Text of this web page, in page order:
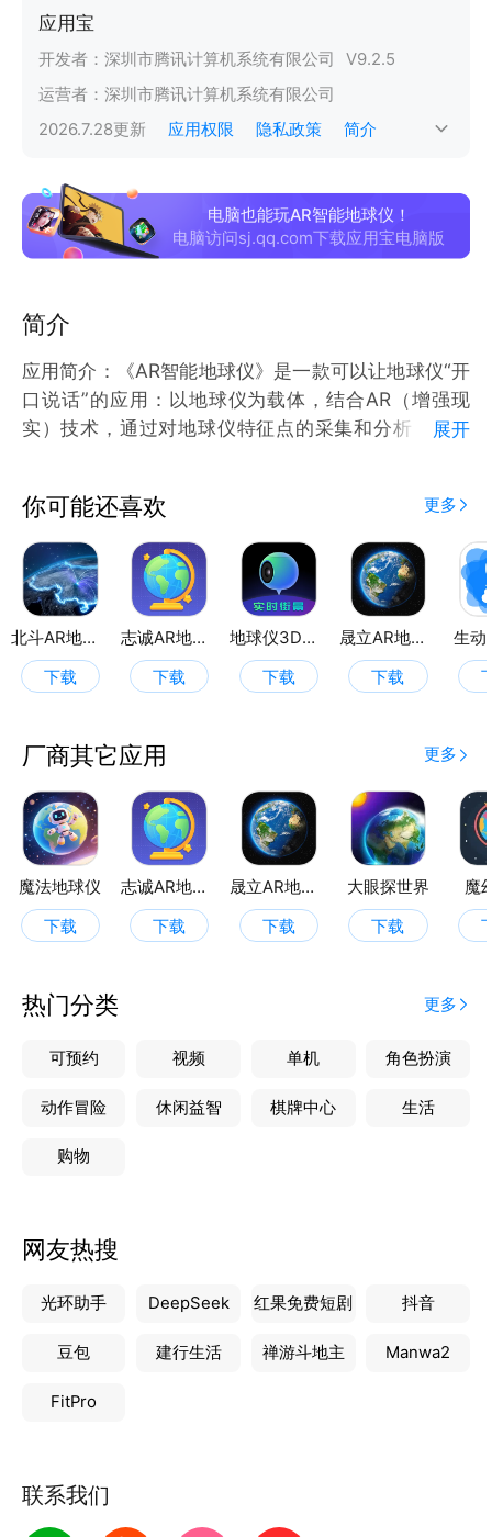
应用宝
开发者： 深圳市腾讯计算机系统有限公司 V9.2.5
运营者： 深圳市腾讯计算机系统有限公司
2026.7.28更新 应用权限 隐私政策 简介
电脑也能玩AR智能地球仪！
电脑访问sj.qq.com下载应用宝电脑版
简介
应用简介：《AR智能地球仪》是一款可以让地球仪“开
口说话”的应用：以地球仪为载体，结合AR（增强现
实）技术，通过对地球仪特征点的采集和分析，将模
用户可以通过点击设备上地球仪不同位置的按钮，触发
不同的互动内容，包含丰富的3D动画，配合语音讲
解，让地球仪更加智能。
展开
你可能还喜欢 更多
北斗AR地球仪
下载
志诚AR地球仪
下载
地球仪3D全景图
下载
晟立AR地球仪
下载
生动
厂商其它应用 更多
魔法地球仪
下载
志诚AR地球仪
下载
晟立AR地球仪
下载
大眼探世界
下载
魔
热门分类 更多
可预约 视频 单机 角色扮演
动作冒险 休闲益智 棋牌中心 生活
购物
网友热搜
光环助手 DeepSeek 红果免费短剧 抖音
豆包 建行生活 禅游斗地主 Manwa2
FitPro
联系我们